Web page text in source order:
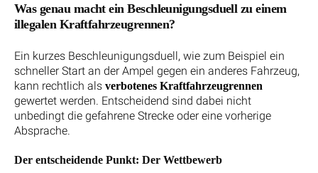
Was genau macht ein Beschleunigungsduell zu einem
illegalen Kraftfahrzeugrennen?
Ein kurzes Beschleunigungsduell, wie zum Beispiel ein
schneller Start an der Ampel gegen ein anderes Fahrzeug,
kann rechtlich als verbotenes Kraftfahrzeugrennen
gewertet werden. Entscheidend sind dabei nicht
unbedingt die gefahrene Strecke oder eine vorherige
Absprache.
Der entscheidende Punkt: Der Wettbewerb